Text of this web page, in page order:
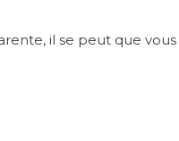
il se peut que